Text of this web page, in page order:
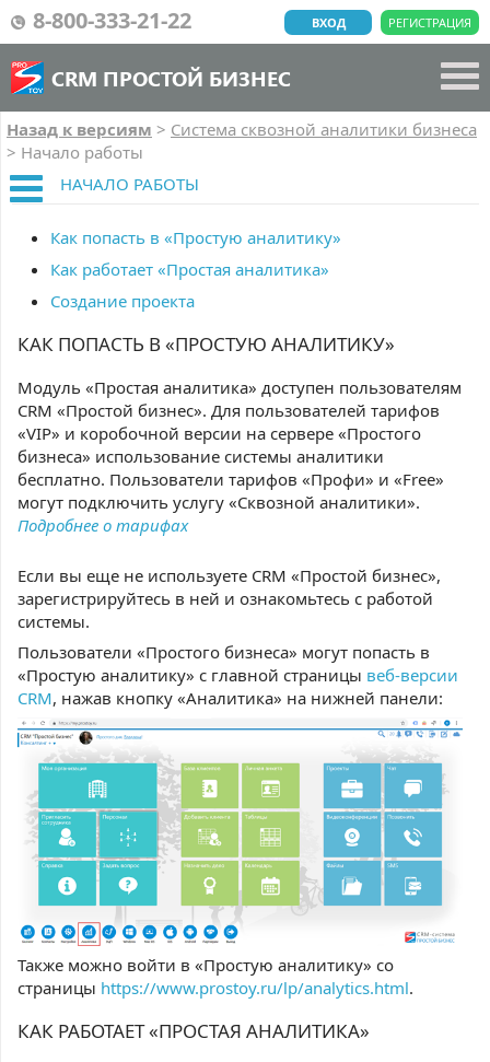
8-800-333-21-22 РЕГИСТРАЦИЯ
ВХОД
CRM ПРОСТОЙ БИЗНЕС
Назад к версиям > Система сквозной аналитики бизнеса
> Начало работы
НАЧАЛО РАБОТЫ
Как попасть в «Простую аналитику»
Как работает «Простая аналитика»
Создание проекта
КАК ПОПАСТЬ В «ПРОСТУЮ АНАЛИТИКУ»
Модуль «Простая аналитика» доступен пользователям
CRM «Простой бизнес». Для пользователей тарифов
«VIP» и коробочной версии на сервере «Простого
бизнеса» использование системы аналитики
бесплатно. Пользователи тарифов «Профи» и «Free»
могут подключить услугу «Сквозной аналитики».
Подробнее о тарифах
Если вы еще не используете CRM «Простой бизнес»,
зарегистрируйтесь в ней и ознакомьтесь с работой
системы.
Пользователи «Простого бизнеса» могут попасть в
«Простую аналитику» с главной страницы веб-версии
CRM, нажав кнопку «Аналитика» на нижней панели:
Также можно войти в «Простую аналитику» со
страницы https://www.prostoy.ru/lp/analytics.html.
КАК РАБОТАЕТ «ПРОСТАЯ АНАЛИТИКА»